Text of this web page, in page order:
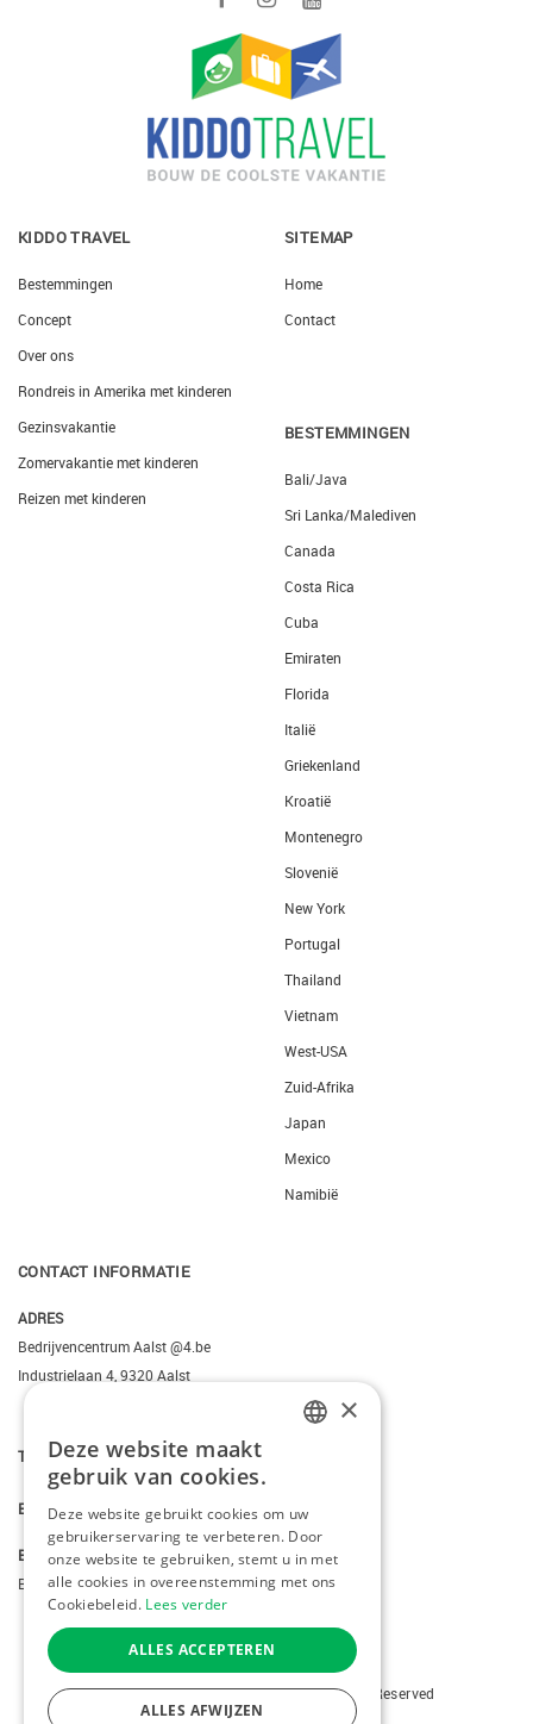
KIDDO TRAVEL
Bestemmingen
Concept
Over ons
Rondreis in Amerika met kinderen
Gezinsvakantie
Zomervakantie met kinderen
Reizen met kinderen
SITEMAP
Home
Contact
BESTEMMINGEN
Bali/Java
Sri Lanka/Malediven
Canada
Costa Rica
Cuba
Emiraten
Florida
Italië
Griekenland
Kroatië
Montenegro
Slovenië
New York
Portugal
Thailand
Vietnam
West-USA
Zuid-Afrika
Japan
Mexico
Namibië
CONTACT INFORMATIE
ADRES
Bedrijvencentrum Aalst @4.be
Industrielaan 4, 9320 Aalst
T. +3223095206
E. info@kiddotravel.be
BTW
BE 0685795740
Copyright © 2026 Kiddotravel. All Rights Reserved
ENGLISH
×
Deze website maakt
gebruik van cookies.
Deze website gebruikt cookies om uw
gebruikerservaring te verbeteren. Door
onze website te gebruiken, stemt u in met
alle cookies in overeenstemming met ons
Cookiebeleid. Lees verder
ALLES ACCEPTEREN
ALLES AFWIJZEN